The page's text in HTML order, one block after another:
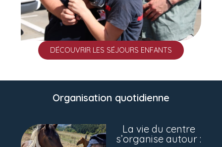
DÉCOUVRIR LES SÉJOURS ENFANTS
Organisation quotidienne
La vie du centre
s’organise autour :